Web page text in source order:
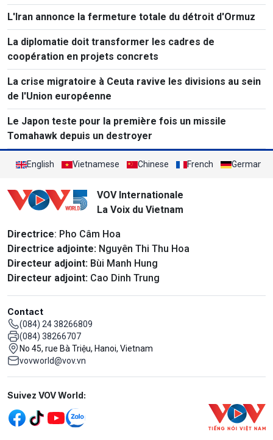
L'Iran annonce la fermeture totale du détroit d'Ormuz
La diplomatie doit transformer les cadres de
coopération en projets concrets
La crise migratoire à Ceuta ravive les divisions au sein
de l'Union européenne
Le Japon teste pour la première fois un missile
Tomahawk depuis un destroyer
English Vietnamese Chinese French German
VOV Internationale
La Voix du Vietnam
Directrice: Pho Câm Hoa
Directrice adjointe: Nguyên Thi Thu Hoa
Directeur adjoint: Bùi Manh Hung
Directeur adjoint: Cao Dinh Trung
Contact
(084) 24 38266809
(084) 38266707
No 45, rue Bà Triệu, Hanoi, Vietnam
vovworld@vov.vn
Mạng xã hội
Suivez VOV World: